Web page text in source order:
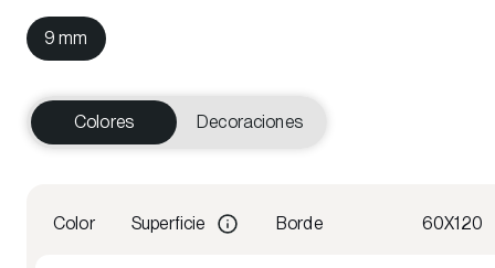
9 mm
Colores Decoraciones
Color Superficie Borde 60X120